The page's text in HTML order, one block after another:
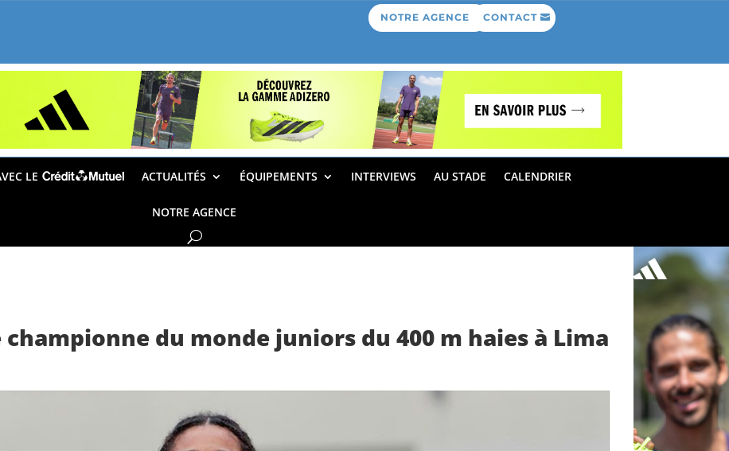
NOTRE AGENCE CONTACT
LE ACTUALITÉS ÉQUIPEMENTS INTERVIEWS AU STADE CALENDRIER
NOTRE AGENCE
du monde juniors du 400 m haies à Lima